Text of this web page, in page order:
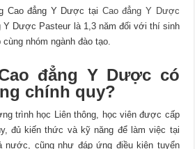
Cao đẳng Y Dược tại Cao đẳng Y Dược
Y Dược Pasteur là 1,3 năm đối với thí sinh
nhóm ngành đào tạo.
đẳng Y Dược có
chính quy?
trình học Liên thông, học viên được cấp
đủ kiến thức và kỹ năng để làm việc tại
cũng như đáp ứng điều kiện tuyển